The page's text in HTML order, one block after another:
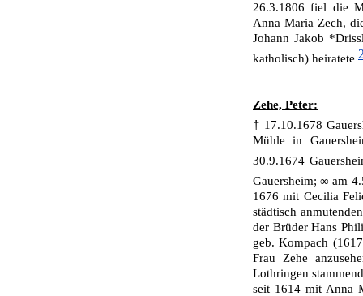
26.3.1806 fiel die
Anna Maria Zech,
Johann Jakob
katholisch) heiratete
Zehe, Peter:
† 17.10.1678
Mühle in
30.9.1674
Gauersheim; ∞ am
1676 mit Cecilia
städtisch
der Brüder Hans
geb. Kom­pach
Frau Zehe
Lothringen
seit 1614 mit Anna